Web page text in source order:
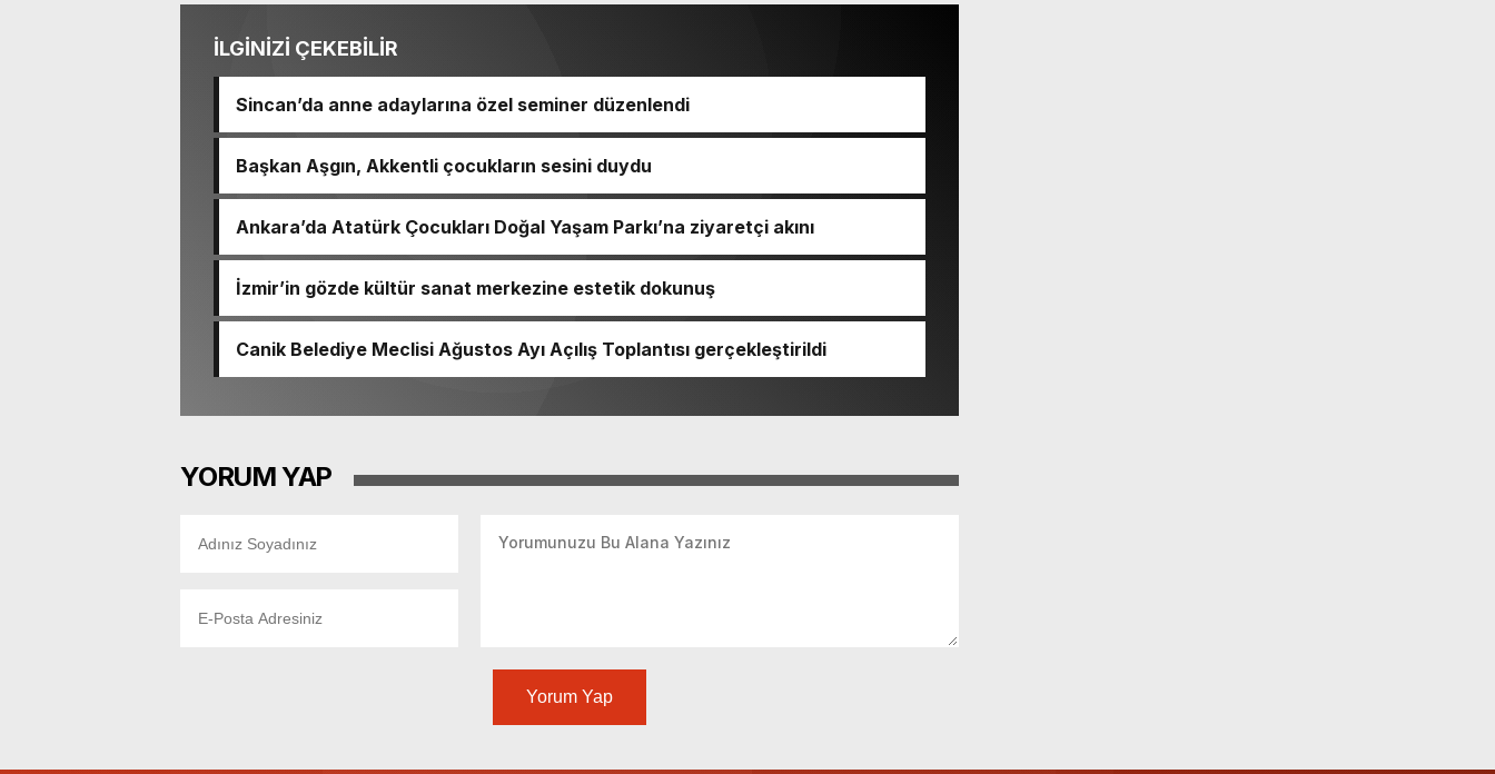
İLGİNİZİ ÇEKEBİLİR
Sincan’da anne adaylarına özel seminer düzenlendi
Başkan Aşgın, Akkentli çocukların sesini duydu
Ankara’da Atatürk Çocukları Doğal Yaşam Parkı’na ziyaretçi akını
İzmir’in gözde kültür sanat merkezine estetik dokunuş
Canik Belediye Meclisi Ağustos Ayı Açılış Toplantısı gerçekleştirildi
YORUM YAP
Yorum Yap